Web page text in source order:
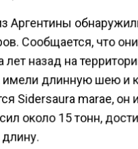
Аргентины
Сообщается, что
лет назад на
имели длинную шею и
Sidersaura marae, он
около 15 тонн,